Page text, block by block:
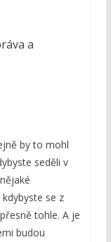
a
by to mohl
seděli v
se z
tohle. A je
budou